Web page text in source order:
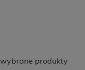
produkty